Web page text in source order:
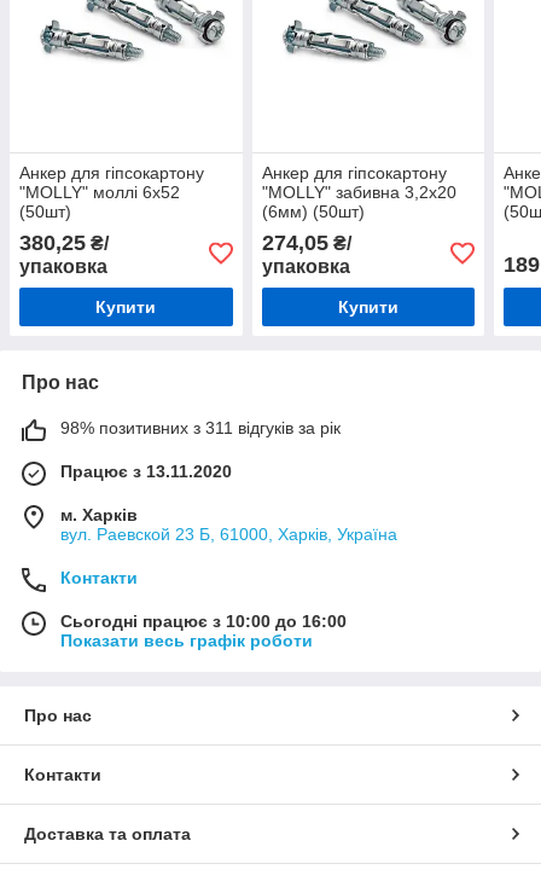
Анкер для гіпсокартону
"MOLLY" моллі 6х52
(50шт)
380,25 ₴/
упаковка
Купити
Анкер для гіпсокартону
"MOLLY" забивна 3,2х20
(6мм) (50шт)
274,05₴/
упаковка
Купити
189
Про нас
98% позитивних з 311 відгуків за рік
Працює з 13.11.2020
м. Харків
вул. Раевской 23 Б, 61000, Харків, Україна
Контакти
Сьогодні працює з 10:00 до 16:00
Показати весь графік роботи
Про нас
Контакти
Доставка та оплата